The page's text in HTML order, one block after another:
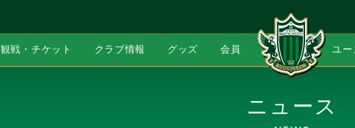
観戦・チケット クラブ情報 グッズ 会員 ユー
ニュース